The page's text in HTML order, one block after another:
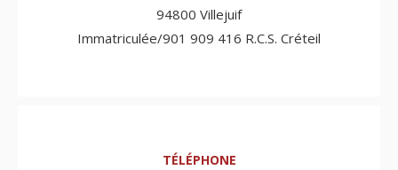
94800 Villejuif
Immatriculée/901 909 416 R.C.S. Créteil
TÉLÉPHONE